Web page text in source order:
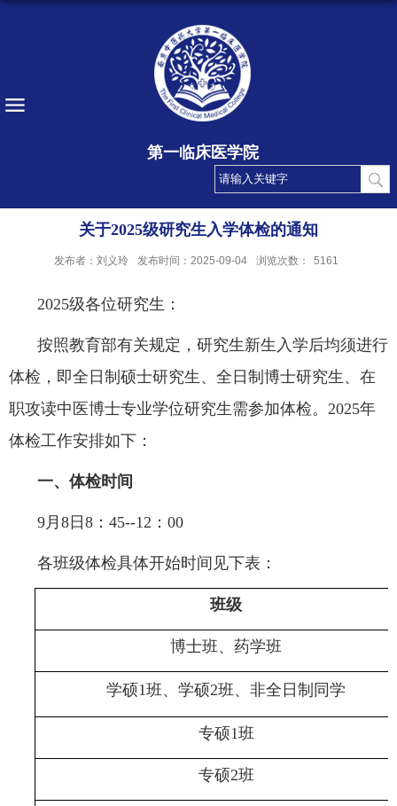
第一临床医学院
关于2025级研究生入学体检的通知
发布者：刘义玲 发布时间：2025-09-04 浏览次数： 5161
2025级各位研究生：
按照教育部有关规定，研究生新生入学后均须进行
体检 ，即全日制硕士研究生、全日制博士研究生、在
职攻读中医博士专业学位研究生需参加体检。 2025年
体检工作安排如下：
一、体检时间
9月 8 日 8： 45--12：00
各班级体检具体开始时间见下表：
班级
博士班、 药学班
学硕1班、 学硕2班、非全日制同学
专硕1班
专硕2班